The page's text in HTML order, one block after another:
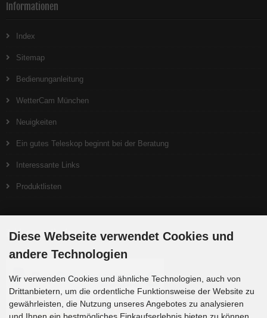
Informationen
Index
Sitemap
Bedienunganleitung
WetterCam München
Neuigkeiten
Ein gutes Teleskop beginnt bei der Beratung
Interessante Links
Produktlisten
Zahlungsmethoden
Diese Webseite verwendet Cookies und
andere Technologien
Wir verwenden Cookies und ähnliche Technologien, auch von
Drittanbietern, um die ordentliche Funktionsweise der Website zu
gewährleisten, die Nutzung unseres Angebotes zu analysieren